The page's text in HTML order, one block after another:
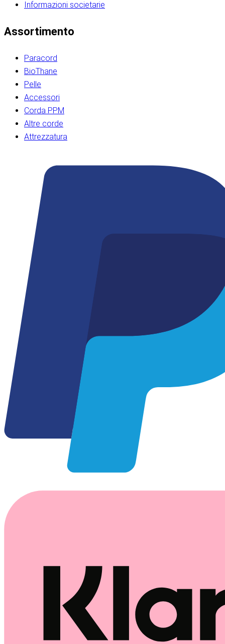
Informazioni societarie​​​​‌ ‍ ​‍​‍‌‍ ‌ ​‍‌‍‍‌‌‍‌ ‌‍‍‌‌‍ ‍​‍​‍​ ‍‍​‍​‍‌ ​ ‌‍​‌‌‍ ‍‌‍‍‌‌ ‌​‌ ‍‌​‍ ‍‌‍‍‌‌‍ ​‍​‍​‍ ​​‍​‍‌‍‍​‌ ​‍‌‍‌‌‌‍‌‍​‍​‍​ ‍‍​‍​‍‌‍‍​‌ ‌​‌ ‌​‌ ​​‌ ​ ​ ‍‍​‍ ​‍ ‌ ​​‌‍​‌‌ ​‍‌‍​‌‌‍​ ‌‍ ‌ ​‍‌‍‌​​‍ ‍‌ ​ ‌‍​‌‌‍ ‍‌‍‍‌‌ ‌​‌ ‍‌​‍ ‍‌ ​ ‌ ‌​‌ ‌‌‌‍‌​‌‍‍‌‌‍ ​‍ ‌‍‍‌‌‍ ‍‌ ‌​‌‍‌‌‌‍ ‍‌ ‌​​‍ ‌‍‌‌‌‍‌​‌‍‍‌‌ ‌​​‍ ‌‍ ‌‌‍ ‌‍‌​‌‍‌‌​ ‌‌ ​​‌ ​‍‌‍‌‌‌ ​ ‌‍‌‌‌‍ ‍‌ ‌​‌‍​‌‌ ‌​‌‍‍‌‌‍ ‌‍ ‍​ ‍ ‌‍‍‌‌‍‌​​ ‌‌‍‌‍‌‍ ‌‍ ‌ ‌​‌‍‌‌‌ ​‍​‍ ‌‌‍​‍‌ ​‍‌‍​‌‌‍ ‍‌‍‌​​‍ ‌‌‍‍‌‌‍ ‌‌ ​​‌ ​‍‌‍‍‌‌‍ ‍‌ ‌​​ ‍ ‌ ‌​‌ ‍‌‌ ​​‌‍‌‌​ ‌‌ ‌​‌ ​‍‌‍​‌‌‍ ‍‌ ​ ‌‍ ​‌‍​‌‌ ‌​‌‍‌‌‌‍‌​​‍ ‌‌‍ ‌‌‍‌‌‌ ​ ‌ ​ ‌‍​‌‌‍‌ ‌‍‌‌​ ‍ ‌ ​​‌‍​‌‌ ‌​‌‍‍​​ ‌‌ ‌‍‌‍​‌‌‍ ​‌ ‌‌‌‍‌‌​‍ ‍‌‍‍‌‌ ‌​‌‌ ‌​‍‌‌‌‌​​ ‌‍​‍‌‍​‌‌ ​ ‌‍‌‌‌‌‌‌‌ ​‍‌‍ ​​ ‌‌‍‍​‌ ‌​‌ ‌​‌ ​​‌ ​ ​‍‌‌​ ​ ‌​​‌​‍‌‌​ ​‍‌​‌‍​‍‌‌​ ​‍‌​‌‍‌ ​​‌‍​‌‌ ​‍‌‍​‌‌‍​ ‌‍ ‌ ​‍‌‍‌​​‍ ‍‌ ​ ‌‍​‌‌‍ ‍‌‍‍‌‌ ‌​‌ ‍‌​‍ ‍‌ ​ ‌ ‌​‌ ‌‌‌‍‌​‌‍‍‌‌‍ ​‍‌‍‌‍‍‌‌‍‌​​ ‌‌‍‌‍‌‍ ‌‍ ‌ ‌​‌‍‌‌‌ ​‍​‍ ‌‌‍​‍‌ ​‍‌‍​‌‌‍ ‍‌‍‌​​‍ ‌‌‍‍‌‌‍ ‌‌ ​​‌ ​‍‌‍‍‌‌‍ ‍‌ ‌​​‍‌‍‌ ‌​‌ ‍‌‌ ​​‌‍‌‌​ ‌‌ ‌​‌ ​‍‌‍​‌‌‍ ‍‌ ​ ‌‍ ​‌‍​‌‌ ‌​‌‍‌‌‌‍‌​​‍ ‌‌‍ ‌‌‍‌‌‌ ​ ‌ ​ ‌‍​‌‌‍‌ ‌‍‌‌​‍‌‍‌ ​​‌‍​‌‌ ‌​‌‍‍​​ ‌‌ ‌‍‌‍​‌‌‍ ​‌ ‌‌‌‍‌‌​‍ ‍‌‍‍‌‌ ‌​‌‌ ‌​‍‌‌‌‌​​‍‌‍‌ ​​‌‍‌‌‌ ​‍‌ ​ ‌ ​​‌‍‌‌‌‍​ ‌ ‌​‌‍‍‌‌ ‌‍‌‍‌‌​ ‌‌ ​​‌ ‌‌‌‍​‍‌‍ ​‌‍‍‌‌ ​ ‌‍‍​‌‍‌‌‌‍‌​​‍​‍‌ ‌​​​​‌ ‍ ​‍​‍‌‍ ‌ ​‍‌‍‍‌‌‍‌ ‌‍‍‌‌‍ ‍​‍​‍​ ‍‍​‍​‍‌ ​ ‌‍​‌‌‍ ‍‌‍‍‌‌ ‌​‌ ‍‌​‍ ‍‌‍‍‌‌‍ ​‍​‍​‍ ​​‍​‍‌‍‍​‌ ​‍‌‍‌‌‌‍‌‍​‍​‍​ ‍‍​‍​‍‌‍‍​‌ ‌​‌ ‌​‌ ​​‌ ​ ​ ‍‍​‍ ​‍ ‌ ​​‌‍​‌‌ ​‍‌‍​‌‌‍​ ‌‍ ‌ ​‍‌‍‌​​‍ ‍‌ ​ ‌‍​‌‌‍ ‍‌‍‍‌‌ ‌​‌ ‍‌​‍ ‍‌ ​ ‌ ‌​‌ ‌‌‌‍‌​‌‍‍‌‌‍ ​‍ ‌‍‍‌‌‍ ‍‌ ‌​‌‍‌‌‌‍ ‍‌ ‌​​‍ ‌‍‌‌‌‍‌​‌‍‍‌‌ ‌​​‍ ‌‍ ‌‌‍ ‌‍‌​‌‍‌‌​ ‌‌ ​​‌ ​‍‌‍‌‌‌ ​ ‌‍‌‌‌‍ ‍‌ ‌​‌‍​‌‌ ‌​‌‍‍‌‌‍ ‌‍ ‍​ ‍ ‌‍‍‌‌‍‌​​ ‌‌‍‌‍‌‍ ‌‍ ‌ ‌​‌‍‌‌‌ ​‍​‍ ‌‌‍​‍‌ ​‍‌‍​‌‌‍ ‍‌‍‌​​‍ ‌‌‍‍‌‌‍ ‌‌ ​​‌ ​‍‌‍‍‌‌‍ ‍‌ ‌​​ ‍ ‌ ‌​‌ ‍‌‌ ​​‌‍‌‌​ ‌‌ ‌​‌ ​‍‌‍​‌‌‍ ‍‌ ​ ‌‍ ​‌‍​‌‌ ‌​‌‍‌‌‌‍‌​​‍ ‌‌‍ ‌‌‍‌‌‌ ​ ‌ ​ ‌‍​‌‌‍‌ ‌‍‌‌​ ‍ ‌ ​​‌‍​‌‌ ‌​‌‍‍​​ ‌‌ ‌‍‌‍​‌‌‍ ​‌ ‌‌‌‍‌‌​‍ ‍‌‍‍‌‌ ‌​‌‌ ‌​‍‌‌‌‌​​ ‌‍​‍‌‍​‌‌ ​ ‌‍‌‌‌‌‌‌‌ ​‍‌‍ ​​ ‌‌‍‍​‌ ‌​‌ ‌​‌ ​​‌ ​ ​‍‌‌​ ​ ‌​​‌​‍‌‌​ ​‍‌​‌‍​‍‌‌​ ​‍‌​‌‍‌ ​​‌‍​‌‌ ​‍‌‍​‌‌‍​ ‌‍ ‌ ​‍‌‍‌​​‍ ‍‌ ​ ‌‍​‌‌‍ ‍‌‍‍‌‌ ‌​‌ ‍‌​‍ ‍‌ ​ ‌ ‌​‌ ‌‌‌‍‌​‌‍‍‌‌‍ ​‍‌‍‌‍‍‌‌‍‌​​ ‌‌‍‌‍‌‍ ‌‍ ‌ ‌​‌‍‌‌‌ ​‍​‍ ‌‌‍​‍‌ ​‍‌‍​‌‌‍ ‍‌‍‌​​‍ ‌‌‍‍‌‌‍ ‌‌ ​​‌ ​‍‌‍‍‌‌‍ ‍‌ ‌​​‍‌‍‌ ‌​‌ ‍‌‌ ​​‌‍‌‌​ ‌‌ ‌​‌ ​‍‌‍​‌‌‍ ‍‌ ​ ‌‍ ​‌‍​‌‌ ‌​‌‍‌‌‌‍‌​​‍ ‌‌‍ ‌‌‍‌‌‌ ​ ‌ ​ ‌‍​‌‌‍‌ ‌‍‌‌​‍‌‍‌ ​​‌‍​‌‌ ‌​‌‍‍​​ ‌‌ ‌‍‌‍​‌‌‍ ​‌ ‌‌‌‍‌‌​‍ ‍‌‍‍‌‌ ‌​‌‌ ‌​‍‌‌‌‌​​‍‌‍‌ ​​‌‍‌‌‌ ​‍‌ ​ ‌ ​​‌‍‌‌‌‍​ ‌ ‌​‌‍‍‌‌ ‌‍‌‍‌‌​ ‌‌ ​​‌ ‌‌‌‍​‍‌‍ ​‌‍‍‌‌ ​ ‌‍‍​‌‍‌‌‌‍‌​​‍​‍‌ ‌
Assortimento
Paracord
BioThane
Pelle
Accessori
Corda PPM
Altre corde
Attrezzatura